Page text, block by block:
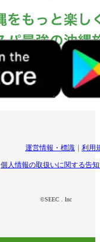
運営情報・標識 利用
個人情報の取扱いに関する告
©SEEC . Inc